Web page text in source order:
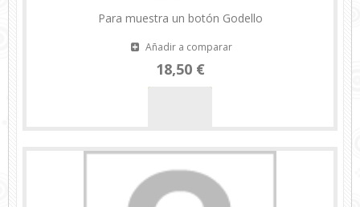
Para muestra un botón Godello
Añadir a comparar
18,50 €